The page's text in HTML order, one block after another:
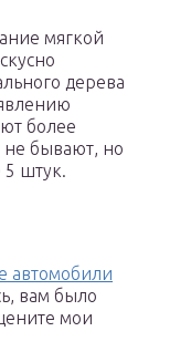
мягкой
дерева
более
бывают, но
5 штук.
автомобили
вам было
мои